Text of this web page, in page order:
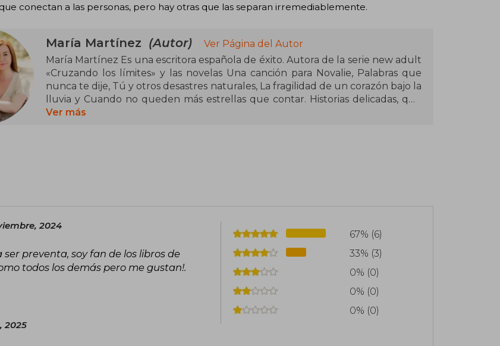
conectan a las personas, pero hay otras que las separan irremediablemente.
María Martínez (Autor)
Ver Página del Autor
María Martínez Es una escritora española de éxito. Autora de la serie new adult
«Cruzando los límites» y las novelas Una canción para Novalie, Palabras que
nunca te dije, Tú y otros desastres naturales, La fragilidad de un corazón bajo la
lluvia y Cuando no queden más estrellas que contar. Historias delicadas, que
tratan la complejidad de las emociones, y temas como la familia y la identidad.
Ver más
2024
preventa, soy fan de los libros de
todos los demás pero me gustan!.
2025
67% (6)
33% (3)
0% (0)
0% (0)
0% (0)